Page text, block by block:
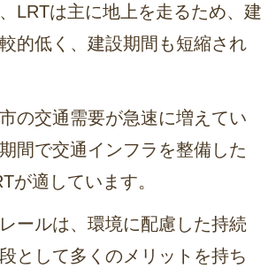
LRTは主に地上を走るため、建
的低く、建設期間も短縮され
の交通需要が急速に増えてい
間で交通インフラを整備した
が適しています。
ールは、環境に配慮した持続
として多くのメリットを持ち